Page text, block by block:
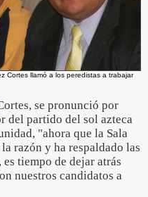
Cortes llamó a los peredistas a trabajar
se pronunció por
del partido del sol azteca
"ahora que la Sala
razón y ha respaldado las
tiempo de dejar atrás
nuestros candidatos a